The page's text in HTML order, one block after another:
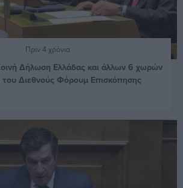
Πριν 4 χρόνια
Δήλωση Ελλάδας και άλλων 6 χωρών
του Διεθνούς Φόρουμ Επισκόπησης